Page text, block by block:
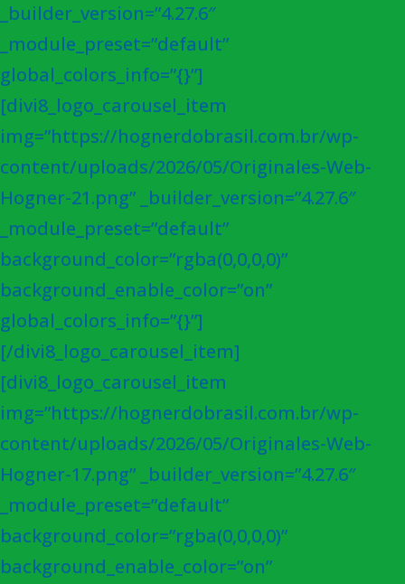
_builder_version=”4.27.6″
_module_preset=”default”
global_colors_info=”{}”]
[divi8_logo_carousel_item
img=”https://hognerdobrasil.com.br/wp-
content/uploads/2026/05/Originales-Web-
Hogner-21.png” _builder_version=”4.27.6″
_module_preset=”default”
background_color=”rgba(0,0,0,0)”
background_enable_color=”on”
global_colors_info=”{}”]
[/divi8_logo_carousel_item]
[divi8_logo_carousel_item
img=”https://hognerdobrasil.com.br/wp-
content/uploads/2026/05/Originales-Web-
Hogner-17.png” _builder_version=”4.27.6″
_module_preset=”default”
background_color=”rgba(0,0,0,0)”
background_enable_color=”on”